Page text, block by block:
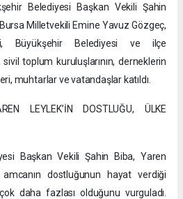
Belediyesi Başkan Vekili Şahin
Bursa Milletvekili Emine Yavuz Gözgeç,
Büyükşehir Belediyesi ve ilçe
toplum kuruluşlarının, derneklerin
muhtarlar ve vatandaşlar katıldı.
LEYLEK’İN DOSTLUĞU, ÜLKE
Başkan Vekili Şahin Biba, Yaren
dostluğunun hayat verdiği
daha fazlası olduğunu vurguladı.